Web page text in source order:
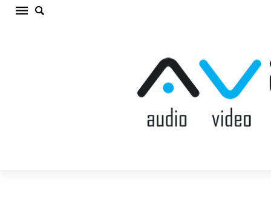
NORSTONE SPIDER BASE BAMBOO HiFi
aparatūras statne (cena par gab.)